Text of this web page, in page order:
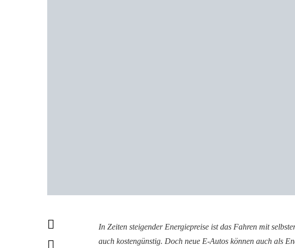
In Zeiten steigender Energiepreise ist das Fahren mit
auch kostengünstig. Doch neue E-Autos können auch als